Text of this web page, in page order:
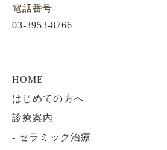
電話番号
03-3953-8766
HOME
はじめての方へ
診療案内
- セラミック治療